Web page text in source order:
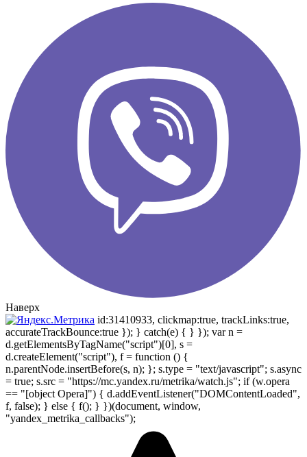
Наверх
id:31410933, clickmap:true, trackLinks:true,
accurateTrackBounce:true }); } catch(e) { } }); var n =
d.getElementsByTagName("script")[0], s =
d.createElement("script"), f = function () {
n.parentNode.insertBefore(s, n); }; s.type = "text/javascript"; s.async
= true; s.src = "https://mc.yandex.ru/metrika/watch.js"; if (w.opera
== "[object Opera]") { d.addEventListener("DOMContentLoaded",
f, false); } else { f(); } })(document, window,
"yandex_metrika_callbacks");